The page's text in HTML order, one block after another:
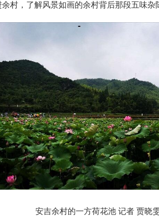
村，了解风景如画的余村背后那段五味杂
安吉余村的一方荷花池 记者 贾晓